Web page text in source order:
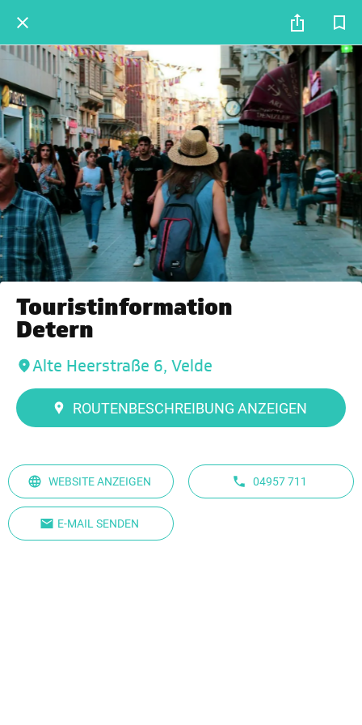
Touristinformation
Detern
Alte Heerstraße 6, Velde
ROUTENBESCHREIBUNG ANZEIGEN
WEBSITE ANZEIGEN 04957 711
E-MAIL SENDEN